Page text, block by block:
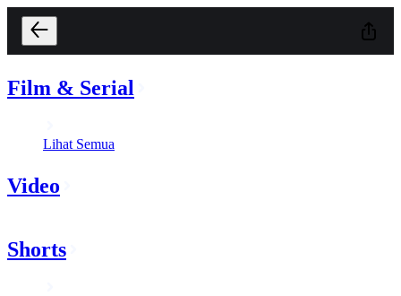
Film & Serial
Lihat Semua
Video
Shorts